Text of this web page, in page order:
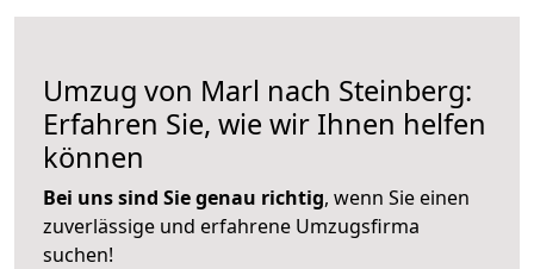
Umzug von Marl nach Steinberg:
Erfahren Sie, wie wir Ihnen helfen
können
Bei uns sind Sie genau richtig, wenn Sie einen
zuverlässige und erfahrene Umzugsfirma
suchen!